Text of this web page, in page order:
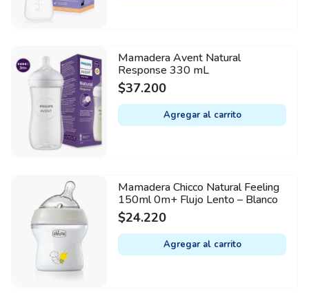
Mamadera Avent Natural
Response 330 mL
$37.200
Agregar al carrito
Mamadera Chicco Natural Feeling
150ml 0m+ Flujo Lento – Blanco
$24.220
Agregar al carrito